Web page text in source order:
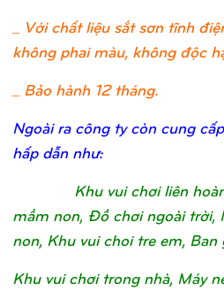
_ Với chất liệu sắt sơn tĩnh
không phai màu, không độc
_ Bảo hành 12 tháng.
Ngoài ra công ty còn cung
hấp dẫn như:
Khu vui chơi liên
mầm non, Đồ chơi ngoài trời,
non, Khu vui choi tre em, Ban
Khu vui chơi trong nhà, Máy